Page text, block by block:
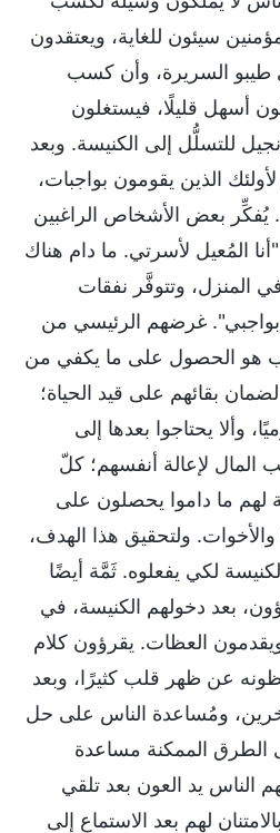
سيئون للغاية، ويعتقدون
طيبو السريرة، وأن كسب
أسهل قليلًا، فيستغلون
للتسلُّل إلى الكنيسة. وبعد
الذين يقومون بواجبات،
يُفكِّر بعض الأشخاص الراغبين
المُعيل لأسرتي. ما دام هناك
وتتوفَّر نفقات
غرضهم الرئيسي من
هو الحصول على ما يكفي من
بقائهم على قيد الحياة؛
وألا يحتاجوا بعدها إلى
المال لإعالة أنفسهم؛ كلّ
لهم ما داموا يحصلون على
ولتحقيق هذا الهدف،
لكي يفعلوه. ثَمَّة أيضًا
بعد دخولهم الكنيسة، في
العظات. يقرؤون كلام
عن ظهر قلب كثيرًا، وبعد
ومُساعدة الناس على حل
الطرق الممكنة مساعدة
الناس يد العون بعد تلقي
لهم بعد الاستماع إلى